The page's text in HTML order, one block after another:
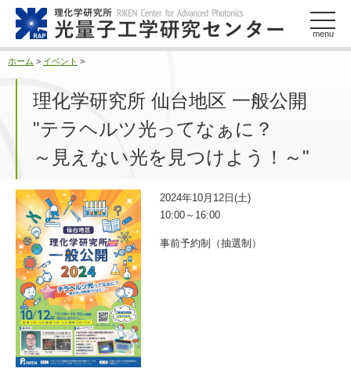
menu
ホーム > イベント >
理化学研究所 仙台地区 一般公開
"テラヘルツ光ってなぁに？
～見えない光を見つけよう！～"
2024年10月12日(土)
10:00～16:00
事前予約制（抽選制）